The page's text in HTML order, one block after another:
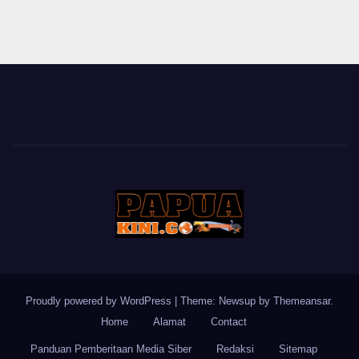
Proudly powered by WordPress Theme: Newsup by Themeansar.
Home
Alamat Contact
Panduan Pemberitaan Media Siber Redaksi Sitemap